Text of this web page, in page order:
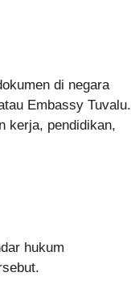
di negara
Embassy Tuvalu.
kerja, pendidikan,
hukum